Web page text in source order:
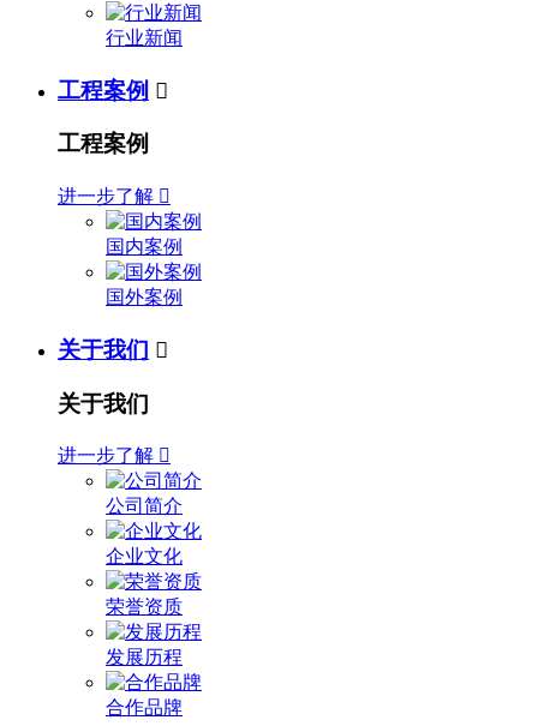
行业新闻
工程案例 
工程案例
进一步了解 
国内案例
国外案例
关于我们 
关于我们
进一步了解 
公司简介
企业文化
荣誉资质
发展历程
合作品牌